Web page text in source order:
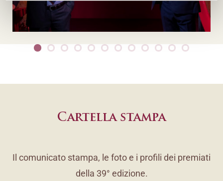
Cartella stampa
Il comunicato stampa, le foto e i profili dei premiati
della 39° edizione.